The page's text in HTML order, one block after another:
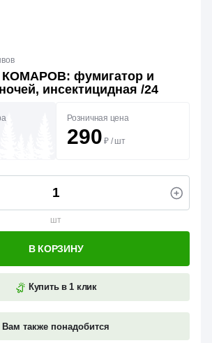
КОМАРОВ: фумигатор и
инсектицидная /24
Розничная цена
290 ₽ / шт
шт
Купить в 1 клик
Вам также понадобится
В КОРЗИНУ